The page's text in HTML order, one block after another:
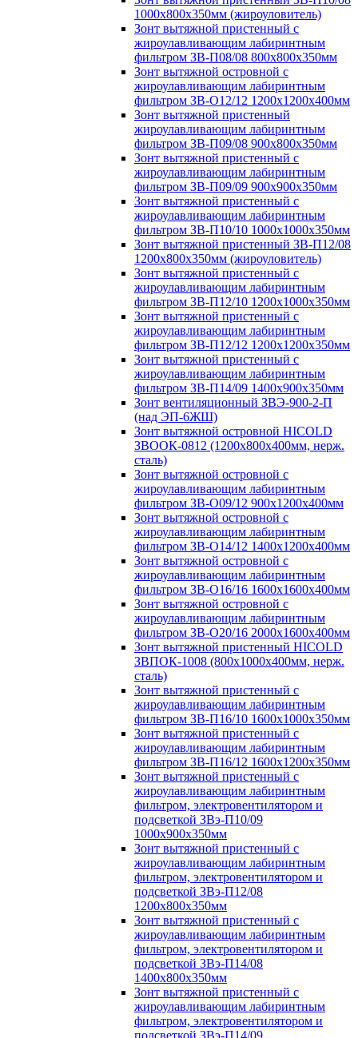
1000х800х350мм (жироуловитель)
Зонт вытяжной пристенный с
жироулавливающим лабиринтным
фильтром ЗВ-П08/08 800х800х350мм
Зонт вытяжной островной с
жироулавливающим лабиринтным
фильтром ЗВ-О12/12 1200х1200х400мм
Зонт вытяжной пристенный
жироулавливающим лабиринтным
фильтром ЗВ-П09/08 900х800х350мм
Зонт вытяжной пристенный с
жироулавливающим лабиринтным
фильтром ЗВ-П09/09 900х900х350мм
Зонт вытяжной пристенный с
жироулавливающим лабиринтным
фильтром ЗВ-П10/10 1000х1000х350мм
Зонт вытяжной пристенный ЗВ-П12/08
1200х800х350мм (жироуловитель)
Зонт вытяжной пристенный с
жироулавливающим лабиринтным
фильтром ЗВ-П12/10 1200х1000х350мм
Зонт вытяжной пристенный с
жироулавливающим лабиринтным
фильтром ЗВ-П12/12 1200х1200х350мм
Зонт вытяжной пристенный с
жироулавливающим лабиринтным
фильтром ЗВ-П14/09 1400х900х350мм
Зонт вентиляционный ЗВЭ-900-2-П
(над ЭП-6ЖШ)
Зонт вытяжной островной HICOLD
ЗВООК-0812 (1200х800x400мм, нерж.
сталь)
Зонт вытяжной островной с
жироулавливающим лабиринтным
фильтром ЗВ-О09/12 900х1200х400мм
Зонт вытяжной островной с
жироулавливающим лабиринтным
фильтром ЗВ-О14/12 1400х1200х400мм
Зонт вытяжной островной с
жироулавливающим лабиринтным
фильтром ЗВ-О16/16 1600х1600х400мм
Зонт вытяжной островной с
жироулавливающим лабиринтным
фильтром ЗВ-О20/16 2000х1600х400мм
Зонт вытяжной пристенный HICOLD
ЗВПОК-1008 (800х1000х400мм, нерж.
сталь)
Зонт вытяжной пристенный с
жироулавливающим лабиринтным
фильтром ЗВ-П16/10 1600х1000х350мм
Зонт вытяжной пристенный с
жироулавливающим лабиринтным
фильтром ЗВ-П16/12 1600х1200х350мм
Зонт вытяжной пристенный с
жироулавливающим лабиринтным
фильтром, электровентилятором и
подсветкой ЗВэ-П10/09
1000х900х350мм
Зонт вытяжной пристенный с
жироулавливающим лабиринтным
фильтром, электровентилятором и
подсветкой ЗВэ-П12/08
1200х800х350мм
Зонт вытяжной пристенный с
жироулавливающим лабиринтным
фильтром, электровентилятором и
подсветкой ЗВэ-П14/08
1400х800х350мм
Зонт вытяжной пристенный с
жироулавливающим лабиринтным
фильтром, электровентилятором и
подсветкой ЗВэ-П14/09